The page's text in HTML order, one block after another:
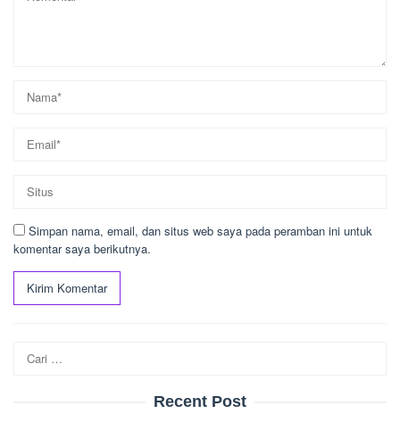
Simpan nama, email, dan situs web saya pada peramban ini untuk
komentar saya berikutnya.
Cari
untuk:
Recent Post